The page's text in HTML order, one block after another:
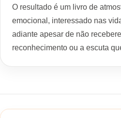
O resultado é um livro de
emocional, interessado nas
adiante apesar de não
reconhecimento ou a escuta